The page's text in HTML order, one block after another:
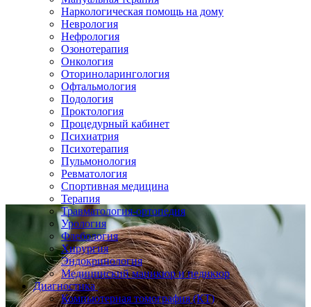
Наркологическая помощь на дому
Неврология
Нефрология
Озонотерапия
Онкология
Оториноларингология
Офтальмология
Подология
Проктология
Процедурный кабинет
Психиатрия
Психотерапия
Пульмонология
Ревматология
Спортивная медицина
Терапия
Травматология-ортопедия
Урология
Флебология
Хирургия
Эндокринология
Медицинский маникюр и педикюр
Диагностика
Компьютерная томография (КТ)